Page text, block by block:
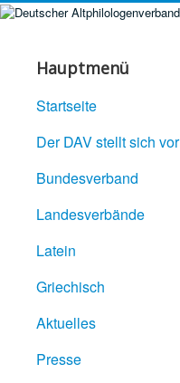
Hauptmenü
Startseite
Der DAV stellt sich vor
Bundesverband
Landesverbände
Latein
Griechisch
Aktuelles
Presse